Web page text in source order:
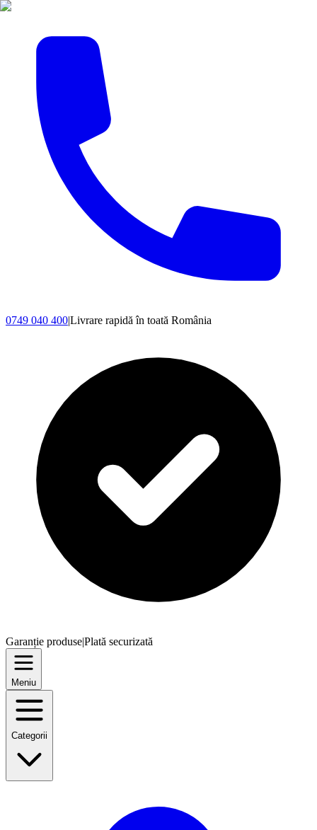
0749 040 400|Livrare rapidă în toată România
Garanție produse|Plată securizată
Meniu
Categorii